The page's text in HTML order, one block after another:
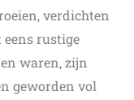
verdichten
rustige
waren, zijn
geworden vol